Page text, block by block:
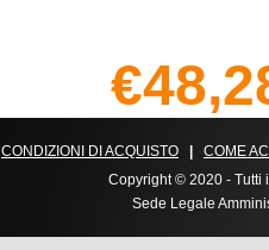
CONDIZIONI DI ACQUISTO
COME
Copyright © 2020 - Tutti
Sede Legale